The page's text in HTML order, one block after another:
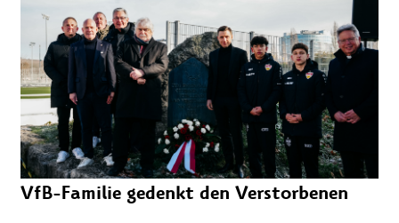
VfB-Familie gedenkt den Verstorbenen